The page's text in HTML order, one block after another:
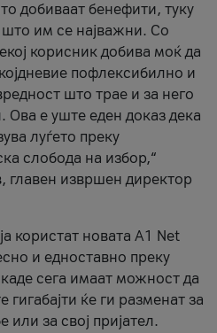
добиваат бенефити, туку
што им се најважни. Со
корисник добива моќ да
пофлексибилно и
што трае и за него
Ова е уште еден доказ дека
луѓето преку
слобода на избор,“
главен извршен директор
користат новата А1 Net
и едноставно преку
сега имаат можност да
гигабајти ќе ги разменат за
или за свој пријател.